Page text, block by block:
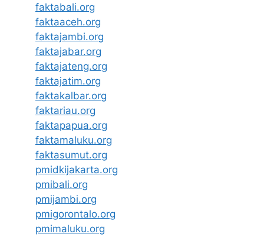
faktabali.org
faktaaceh.org
faktajambi.org
faktajabar.org
faktajateng.org
faktajatim.org
faktakalbar.org
faktariau.org
faktapapua.org
faktamaluku.org
faktasumut.org
pmidkijakarta.org
pmibali.org
pmijambi.org
pmigorontalo.org
pmimaluku.org